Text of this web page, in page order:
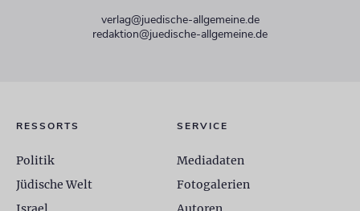
verlag@juedische-allgemeine.de
redaktion@juedische-allgemeine.de
RESSORTS
Politik
Jüdische Welt
SERVICE
Mediadaten
Fotogalerien